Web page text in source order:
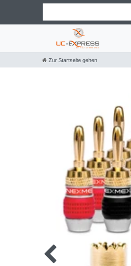
Zur Startseite gehen